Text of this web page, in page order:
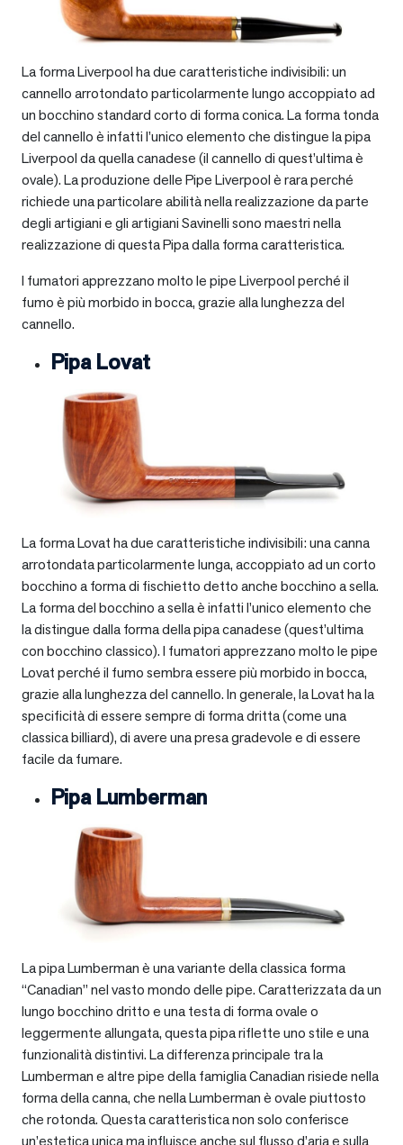
La forma Liverpool ha due caratteristiche indivisibili: un
cannello arrotondato particolarmente lungo accoppiato ad
un bocchino standard corto di forma conica. La forma tonda
del cannello è infatti l’unico elemento che distingue la pipa
Liverpool da quella canadese (il cannello di quest’ultima è
ovale). La produzione delle Pipe Liverpool è rara perché
richiede una particolare abilità nella realizzazione da parte
degli artigiani e gli artigiani Savinelli sono maestri nella
realizzazione di questa Pipa dalla forma caratteristica.
I fumatori apprezzano molto le pipe Liverpool perché il
fumo è più morbido in bocca, grazie alla lunghezza del
cannello.
Pipa Lovat
La forma Lovat ha due caratteristiche indivisibili: una canna
arrotondata particolarmente lunga, accoppiato ad un corto
bocchino a forma di fischietto detto anche bocchino a sella.
La forma del bocchino a sella è infatti l’unico elemento che
la distingue dalla forma della pipa canadese (quest’ultima
con bocchino classico). I fumatori apprezzano molto le pipe
Lovat perché il fumo sembra essere più morbido in bocca,
grazie alla lunghezza del cannello. In generale, la Lovat ha la
specificità di essere sempre di forma dritta (come una
classica billiard), di avere una presa gradevole e di essere
facile da fumare.
Pipa Lumberman
La pipa Lumberman è una variante della classica forma
“Canadian” nel vasto mondo delle pipe. Caratterizzata da un
lungo bocchino dritto e una testa di forma ovale o
leggermente allungata, questa pipa riflette uno stile e una
funzionalità distintivi. La differenza principale tra la
Lumberman e altre pipe della famiglia Canadian risiede nella
forma della canna, che nella Lumberman è ovale piuttosto
che rotonda. Questa caratteristica non solo conferisce
un’estetica unica ma influisce anche sul flusso d’aria e sulla